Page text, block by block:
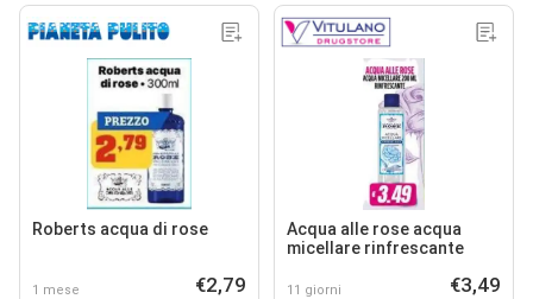
Roberts acqua di rose
1 mese €2,79
Acqua alle rose acqua
micellare rinfrescante
11 giorni €3,49